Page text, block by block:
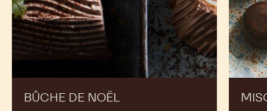
BÛCHE DE NOËL